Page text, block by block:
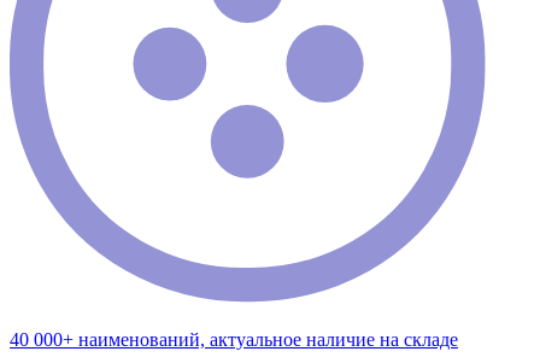
40 000+ наименований, актуальное наличие на складе